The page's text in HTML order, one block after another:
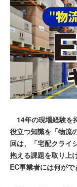
14年の現場経験を
役立つ知識を「物流
回は、「宅配クライ
抱える課題を取り上
EC事業者には何がで